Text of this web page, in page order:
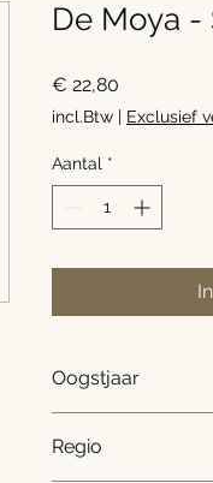
De Moya -
€ 22,80
incl.Btw | Exclusief
Aantal *
Oogstjaar
Regio